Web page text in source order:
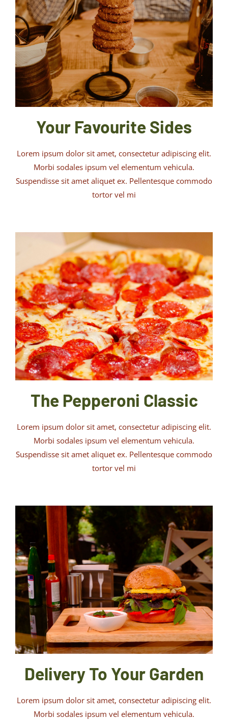
Your Favourite Sides
Lorem ipsum dolor sit amet, consectetur adipiscing elit.
Morbi sodales ipsum vel elementum vehicula.
Suspendisse sit amet aliquet ex. Pellentesque commodo
tortor vel mi
The Pepperoni Classic
Lorem ipsum dolor sit amet, consectetur adipiscing elit.
Morbi sodales ipsum vel elementum vehicula.
Suspendisse sit amet aliquet ex. Pellentesque commodo
tortor vel mi
Delivery To Your Garden
Lorem ipsum dolor sit amet, consectetur adipiscing elit.
Morbi sodales ipsum vel elementum vehicula.